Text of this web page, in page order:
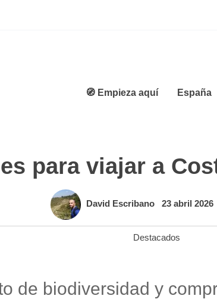
🧭 Empieza aquí España
para viajar a
David Escribano 23 abril 2026
Destacados
de biodiversidad y